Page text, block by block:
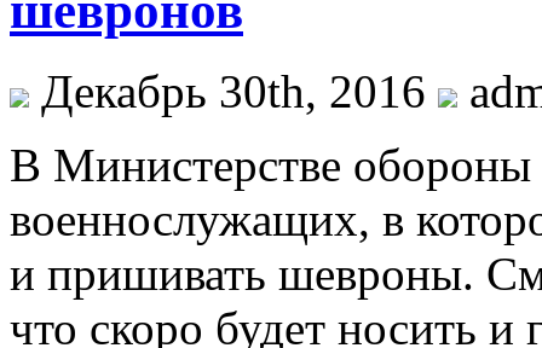
Декабрь 30th, 2016
В Министерстве
военнослужащих, в
и пришивать шевроны.
что скоро будет носить и